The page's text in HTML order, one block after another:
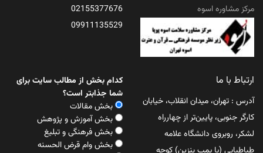
مرکز مشاوره اسوه
02155377676
09911135529
ارتباط با ما
آدرس : تهران، میدان انقلاب، خیابان
کارگر جنوبی، پایین‌تر از چهارراه
لشکر، روبروی دانشگاه علامه
طباطبایی (یا پمپ بنزین) کوچه
کدام بخش از مطالب سایت برای
شما جذابتر است؟
بخش مقالات
بخش آموزش و پژوهش
بخش فرهنگی و تبلیغ
بخش وام قرض الحسنه